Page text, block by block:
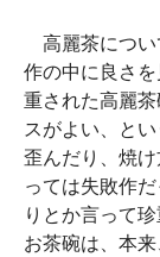
高麗茶につい
作の中に良さ
重された高麗
スがよい、と
歪んだり、焼
っては失敗作
りとか言って
お茶碗は、本